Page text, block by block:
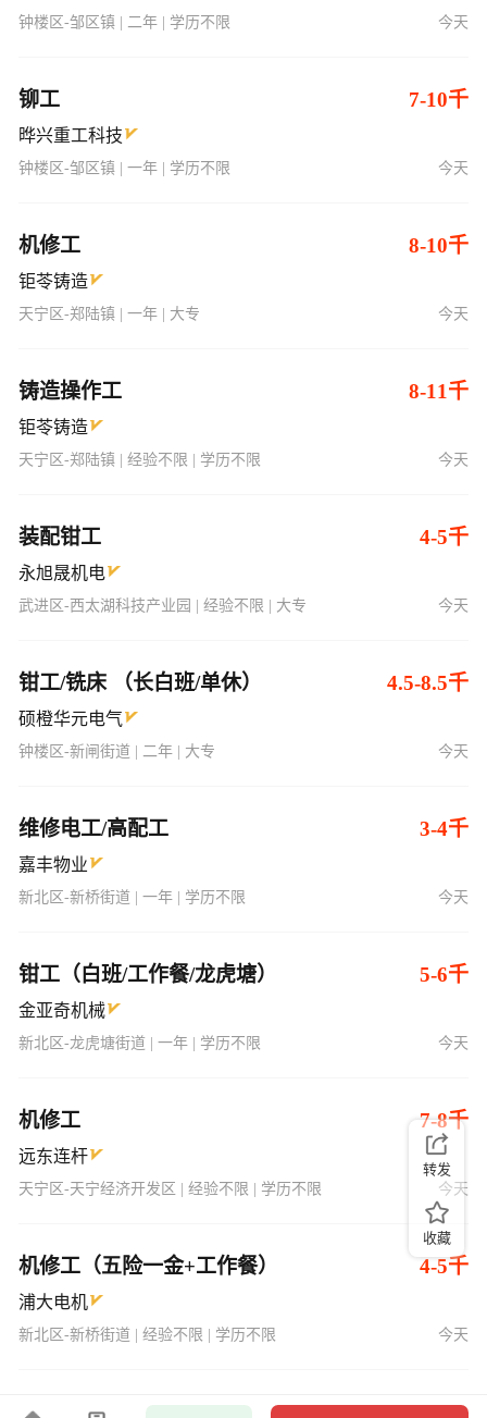
钟楼区-邹区镇 | 二年 | 学历不限 今天
铆工 7-10千
晔兴重工科技
钟楼区-邹区镇 | 一年 | 学历不限 今天
机修工 8-10千
钜苓铸造
天宁区-郑陆镇 | 一年 | 大专 今天
铸造操作工 8-11千
钜苓铸造
天宁区-郑陆镇 | 经验不限 | 学历不限 今天
装配钳工 4-5千
永旭晟机电
武进区-西太湖科技产业园 | 经验不限 | 大专 今天
钳工/铣床 （长白班/单休） 4.5-8.5千
硕橙华元电气
钟楼区-新闸街道 | 二年 | 大专 今天
维修电工/高配工 3-4千
嘉丰物业
新北区-新桥街道 | 一年 | 学历不限 今天
钳工（白班/工作餐/龙虎塘） 5-6千
金亚奇机械
新北区-龙虎塘街道 | 一年 | 学历不限 今天
机修工 7-8千
远东连杆
天宁区-天宁经济开发区 | 经验不限 | 学历不限 今天
机修工（五险一金+工作餐） 4-5千
浦大电机
新北区-新桥街道 | 经验不限 | 学历不限 今天
转发
收藏